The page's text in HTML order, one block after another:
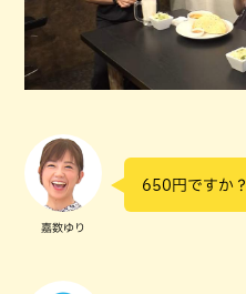
嘉数ゆり
650円ですか？